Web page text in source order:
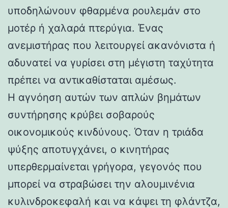
υποδηλώνουν φθαρμένα ρουλεμάν στο
μοτέρ ή χαλαρά πτερύγια. Ένας
ανεμιστήρας που λειτουργεί ακανόνιστα ή
αδυνατεί να γυρίσει στη μέγιστη ταχύτητα
πρέπει να αντικαθίσταται αμέσως.
Η αγνόηση αυτών των απλών βημάτων
συντήρησης κρύβει σοβαρούς
οικονομικούς κινδύνους. Όταν η τριάδα
ψύξης αποτυγχάνει, ο κινητήρας
υπερθερμαίνεται γρήγορα, γεγονός που
μπορεί να στραβώσει την αλουμινένια
κυλινδροκεφαλή και να κάψει τη φλάντζα,